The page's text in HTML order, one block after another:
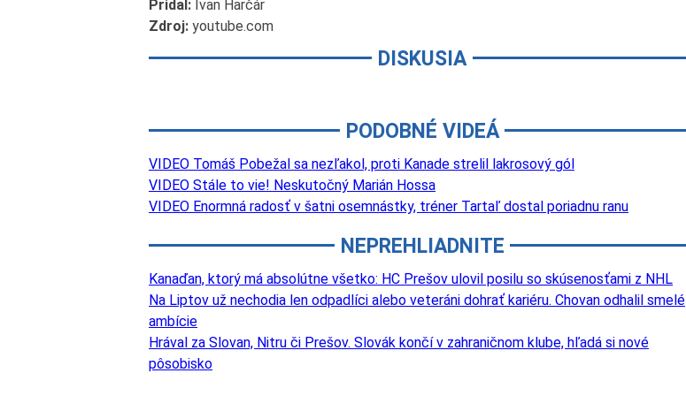
Pridal: Ivan Harčár
Zdroj: youtube.com
DISKUSIA
PODOBNÉ VIDEÁ
VIDEO Tomáš Pobežal sa nezľakol, proti Kanade strelil lakrosový gól
VIDEO Stále to vie! Neskutočný Marián Hossa
VIDEO Enormná radosť v šatni osemnástky, tréner Tartaľ dostal poriadnu ranu
NEPREHLIADNITE
Kanaďan, ktorý má absolútne všetko: HC Prešov ulovil posilu so skúsenosťami z NHL
Na Liptov už nechodia len odpadlíci alebo veteráni dohrať kariéru. Chovan odhalil smelé
ambície
Hrával za Slovan, Nitru či Prešov. Slovák končí v zahraničnom klube, hľadá si nové
pôsobisko